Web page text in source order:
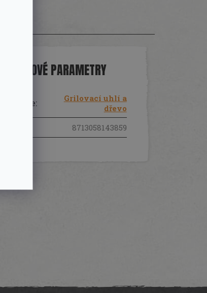
DOPLŇKOVÉ PARAMETRY
Kategorie:
Grilovací uhlí a
dřevo
8713058143859